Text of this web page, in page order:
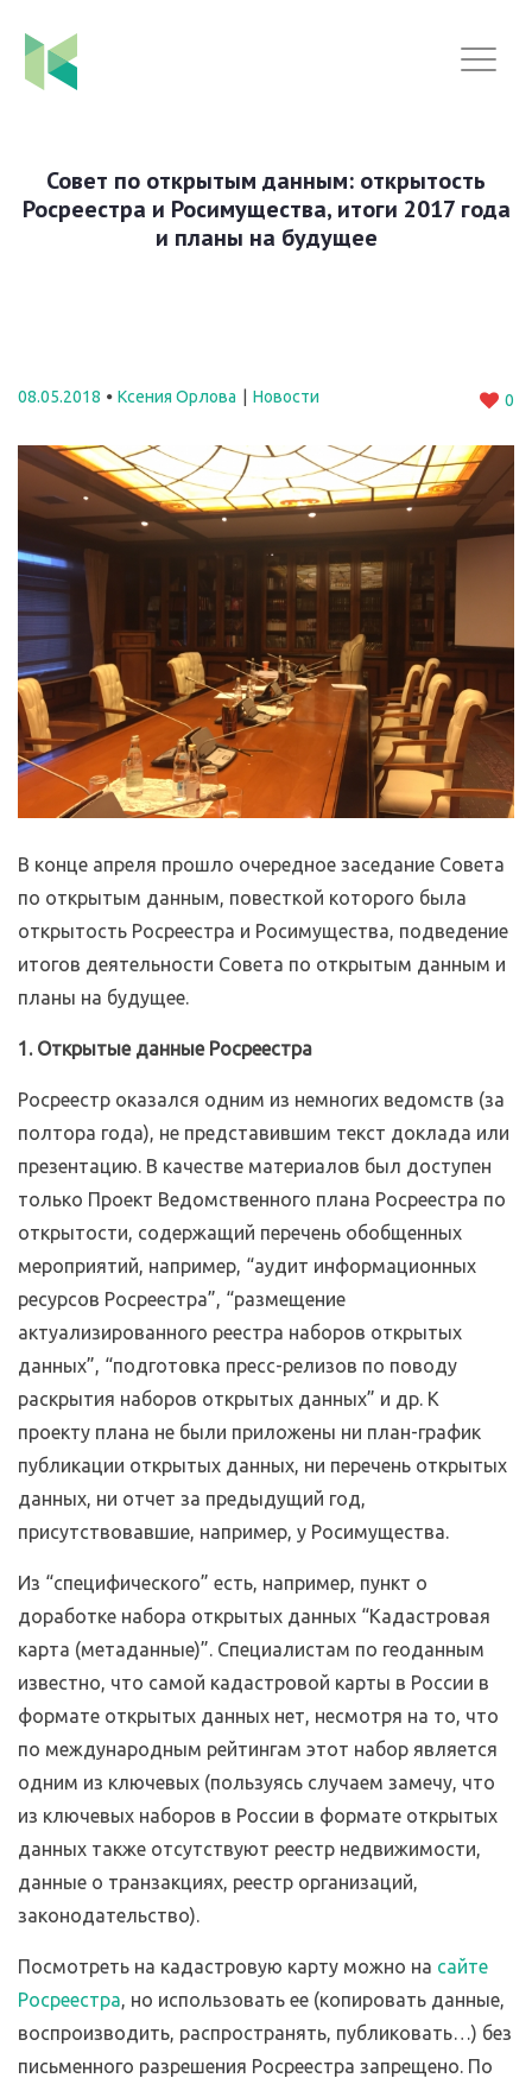
Совет по открытым данным: открытость
Росреестра и Росимущества, итоги 2017 года
и планы на будущее
08.05.2018 Ксения Орлова Новости 0
В конце апреля прошло очередное заседание Совета
по открытым данным, повесткой которого была
открытость Росреестра и Росимущества, подведение
итогов деятельности Совета по открытым данным и
планы на будущее.
1. Открытые данные Росреестра
Росреестр оказался одним из немногих ведомств (за
полтора года), не представившим текст доклада или
презентацию. В качестве материалов был доступен
только Проект Ведомственного плана Росреестра по
открытости, содержащий перечень обобщенных
мероприятий, например, “аудит информационных
ресурсов Росреестра”, “размещение
актуализированного реестра наборов открытых
данных”, “подготовка пресс-релизов по поводу
раскрытия наборов открытых данных” и др. К
проекту плана не были приложены ни план-график
публикации открытых данных, ни перечень открытых
данных, ни отчет за предыдущий год,
присутствовавшие, например, у Росимущества.
Из “специфического” есть, например, пункт о
доработке набора открытых данных “Кадастровая
карта (метаданные)”. Специалистам по геоданным
известно, что самой кадастровой карты в России в
формате открытых данных нет, несмотря на то, что
по международным рейтингам этот набор является
одним из ключевых (пользуясь случаем замечу, что
из ключевых наборов в России в формате открытых
данных также отсутствуют реестр недвижимости,
данные о транзакциях, реестр организаций,
законодательство).
Посмотреть на кадастровую карту можно на сайте
Росреестра , но использовать ее (копировать данные,
воспроизводить, распространять, публиковать…) без
письменного разрешения Росреестра запрещено. По